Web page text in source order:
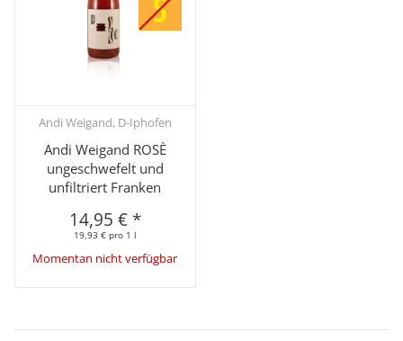
Andi Weigand, D-Iphofen
Andi Weigand ROSÈ
ungeschwefelt und
unfiltriert Franken
14,95 € *
19,93 € pro 1 l
Momentan nicht verfügbar